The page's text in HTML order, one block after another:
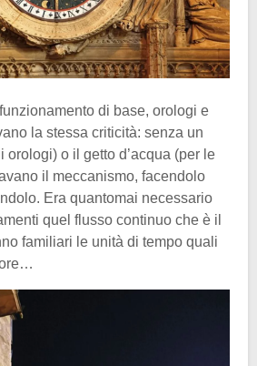
di base, orologi e
la stessa criticità: senza un
orologi) o il getto d’acqua (per le
il meccanismo, facendolo
Era quantomai necessario
quel flusso continuo che è il
familiari le unità di tempo quali